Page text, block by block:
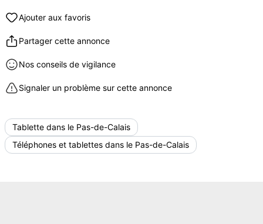
Ajouter aux favoris
Partager cette annonce
Nos conseils de vigilance
Signaler un problème sur cette annonce
Tablette dans le Pas-de-Calais
Téléphones et tablettes dans le Pas-de-Calais